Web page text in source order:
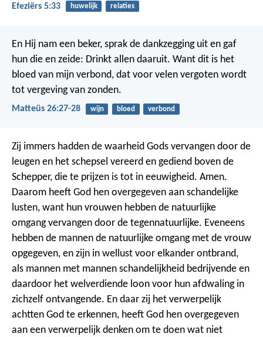
Efeziërs 5:33 huwelijk relaties
En Hij nam een beker, sprak de dankzegging uit en gaf
hun die en zeide: Drinkt allen daaruit. Want dit is het
bloed van mijn verbond, dat voor velen vergoten wordt
tot vergeving van zonden.
Matteüs 26:27-28 wijn bloed verbond
Zij immers hadden de waarheid Gods vervangen door de
leugen en het schepsel vereerd en gediend boven de
Schepper, die te prijzen is tot in eeuwigheid. Amen.
Daarom heeft God hen overgegeven aan schandelijke
lusten, want hun vrouwen hebben de natuurlijke
omgang vervangen door de tegennatuurlijke. Eveneens
hebben de mannen de natuurlijke omgang met de vrouw
opgegeven, en zijn in wellust voor elkander ontbrand,
als mannen met mannen schandelijkheid bedrijvende en
daardoor het welverdiende loon voor hun afdwaling in
zichzelf ontvangende. En daar zij het verwerpelijk
achtten God te erkennen, heeft God hen overgegeven
aan een verwerpelijk denken om te doen wat niet